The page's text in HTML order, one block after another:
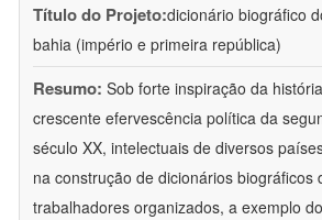
Título do Projeto:dicionário biográfico
bahia (império e primeira república)
Resumo: Sob forte inspiração da
crescente efervescência política da
século XX, intelectuais de diversos
na construção de dicionários biográficos
trabalhadores organizados, a exemplo